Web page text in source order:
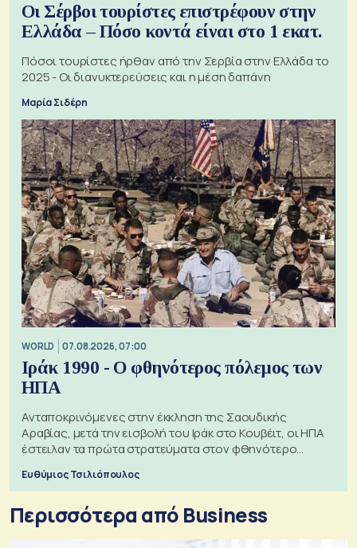
Οι Σέρβοι τουρίστες επιστρέφουν στην
Ελλάδα – Πόσο κοντά είναι στο 1 εκατ.
Πόσοι τουρίστες ήρθαν από την Σερβία στην Ελλάδα το
2025 - Οι διανυκτερεύσεις και η μέση δαπάνη
Μαρία Σιδέρη
WORLD 07.08.2026, 07:00
Ιράκ 1990 - Ο φθηνότερος πόλεμος των
ΗΠΑ
Ανταποκρινόμενες στην έκκληση της Σαουδικής
Αραβίας, μετά την εισβολή του Ιράκ στο Κουβέιτ, οι ΗΠΑ
έστειλαν τα πρώτα στρατεύματα στον φθηνότερο
Ευθύμιος Τσιλιόπουλος
Περισσότερα από Business